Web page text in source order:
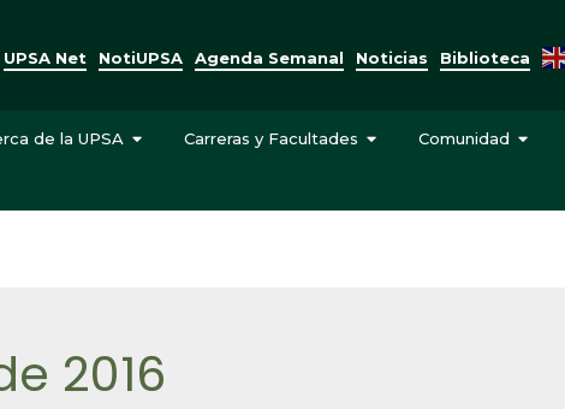
UPSA Net NotiUPSA Agenda Semanal Noticias Biblioteca
de la UPSA Carreras y Facultades Comunidad
2016